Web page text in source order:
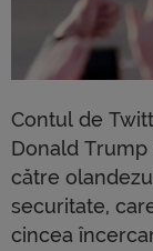
Contul de
Donald
către
securitate,
cincea